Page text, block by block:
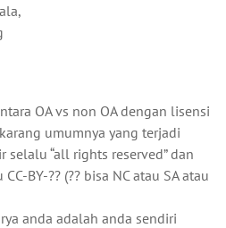
OA vs non OA dengan lisensi
umumnya yang terjadi
selalu “all rights reserved” dan
BY-?? (?? bisa NC atau SA atau
anda adalah anda sendiri